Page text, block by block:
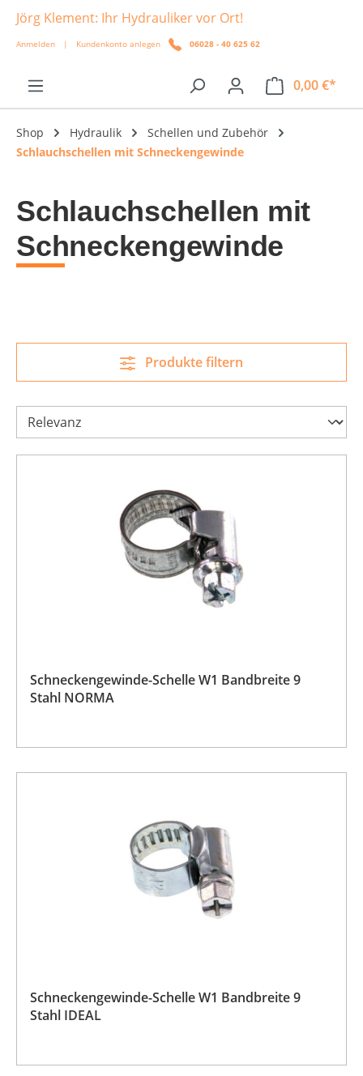
springen
Jörg Klement: Ihr Hydrauliker vor Ort!
Anmelden | Kundenkonto anlegen 06028 - 40 625 62
0,00 €*
Shop Hydraulik
Schellen und Zubehör
Schlauchschellen mit Schneckengewinde
Schlauchschellen mit
Schneckengewinde
Produkte filtern
Schneckengewinde-Schelle W1 Bandbreite 9
Stahl NORMA
Schneckengewinde-Schelle W1 Bandbreite 9
Stahl IDEAL